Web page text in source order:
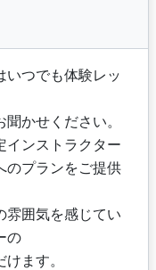
いつでも体験レッ
かせください。
インストラクター
のプランをご提供
雰囲気を感じてい
の
ます。